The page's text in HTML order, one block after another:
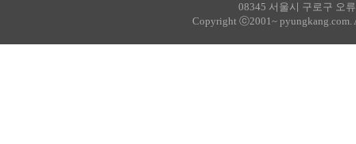
08345 서울시 구로구 오
Copyright ⓒ2001~ pyungkang.com.